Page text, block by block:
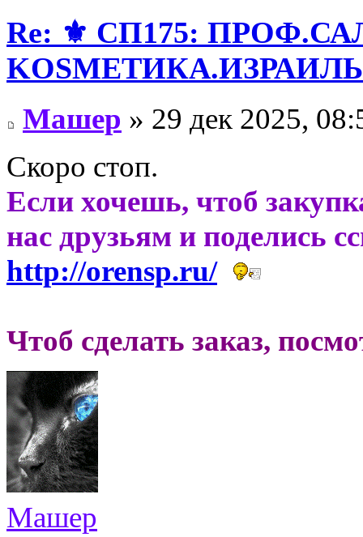
Re: ⚜️ СП175:
KОSMЕТИКA.ИЗРАИЛЬ!
Машер » 29 дек 2025,
Скоро стоп.
Если хочешь, чтоб
нас друзьям и поделись
http://orensp.ru/
Чтоб сделать заказ,
Машер